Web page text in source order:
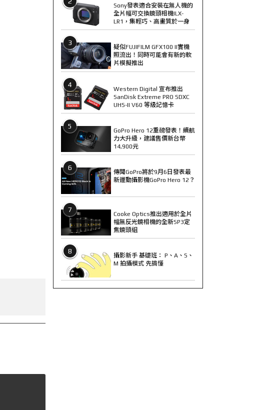
Sony發表適合安裝在無人機的
全片幅可交換鏡頭相機ILX-
LR1，集輕巧、高畫質於一身
3
疑似FUJIFILM GFX100 II實機
照流出！同時可能會有新的軟
片模擬推出
4
Western Digital 宣布推出
SanDisk Extreme PRO SDXC
UHS-II V60 等級記憶卡
5
GoPro Hero 12重磅發表！續航
力大升級，建議售價新台幣
14,900元
6
傳聞GoPro將於9月6日發表最
新運動攝影機GoPro Hero 12？
7
Cooke Optics推出適用於全片
幅無反光鏡相機的全新SP3定
焦鏡頭組
8
攝影新手 基礎班： P、A、S、
M 拍攝模式 先搞懂